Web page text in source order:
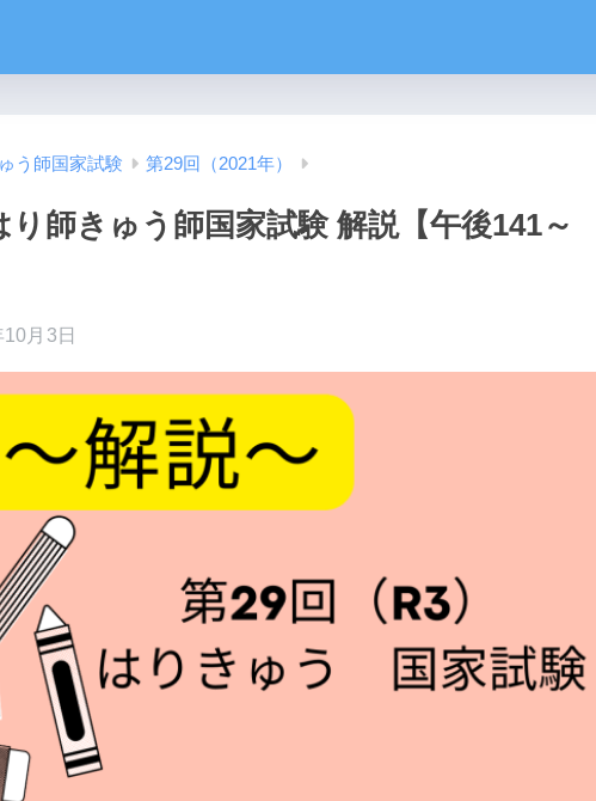
う師国家試験 第29回（2021年）
り師きゅう師国家試験 解説【午後141～
月3日